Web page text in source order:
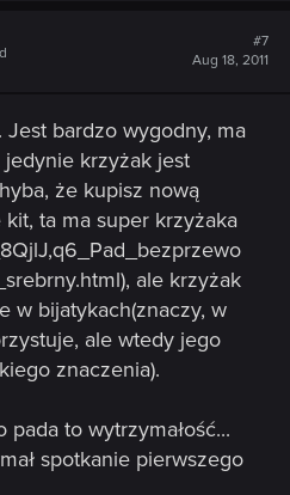
#7
Aug 18, 2011
bardzo wygodny, ma
krzyżak jest
że kupisz nową
ta ma super krzyżaka
ale krzyżak
w bijatykach(znaczy, w
ale wtedy jego
znaczenia).
to wytrzymałość...
spotkanie pierwszego